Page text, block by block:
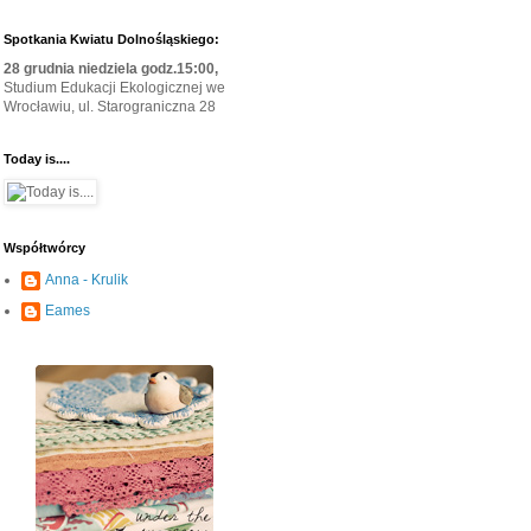
Spotkania Kwiatu Dolnośląskiego:
28 grudnia niedziela godz.15:00,
Studium Edukacji Ekologicznej we
Wrocławiu, ul. Starograniczna 28
Today is....
Współtwórcy
Anna - Krulik
Eames